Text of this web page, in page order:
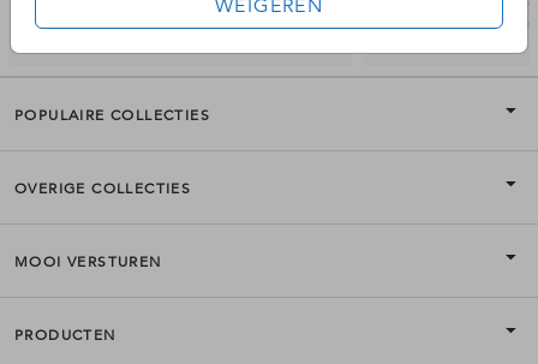
WEIGEREN
POPULAIRE COLLECTIES
OVERIGE COLLECTIES
MOOI VERSTUREN
PRODUCTEN